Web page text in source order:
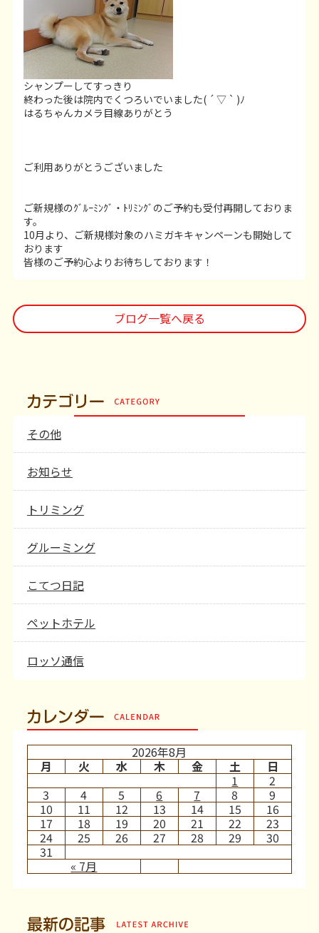
シャンプーしてすっきり
終わった後は院内でくつろいでいました( ´ ▽ ` )ﾉ
はるちゃんカメラ目線ありがとう
ご利用ありがとうございました
ご新規様のｸﾞﾙｰﾐﾝｸﾞ・ﾄﾘﾐﾝｸﾞのご予約も受付再開しておりま
す。
10月より、ご新規様対象のハミガキキャンペーンも開始して
おります
皆様のご予約心よりお待ちしております！
ブログ一覧へ戻る
その他
お知らせ
トリミング
グルーミング
こてつ日記
ペットホテル
ロッソ通信
カレンダー
2026年8月
月
火 水 木 金 土 日
« 7月
1
2
3
4 5 6 7 8
9
10
11 12 13 14 15
16
17
18 19 20 21 22
23
24
25 26 27 28 29
30
31
最新の記事